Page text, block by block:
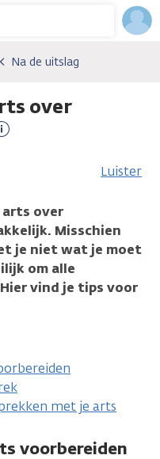
Na de uitslag
over
Luister
arts over
Misschien
je niet wat je moet
om alle
vind je tips voor
met je arts
voorbereiden